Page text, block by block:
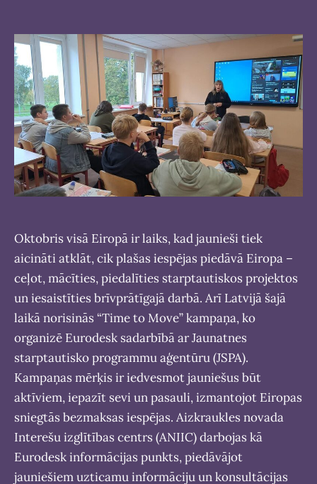
Oktobris visā Eiropā ir laiks, kad jaunieši tiek
aicināti atklāt, cik plašas iespējas piedāvā Eiropa –
ceļot, mācīties, piedalīties starptautiskos projektos
un iesaistīties brīvprātīgajā darbā. Arī Latvijā šajā
laikā norisinās “Time to Move” kampaņa, ko
organizē Eurodesk sadarbībā ar Jaunatnes
starptautisko programmu aģentūru (JSPA).
Kampaņas mērķis ir iedvesmot jauniešus būt
aktīviem, iepazīt sevi un pasauli, izmantojot Eiropas
sniegtās bezmaksas iespējas. Aizkraukles novada
Interešu izglītības centrs (ANIIC) darbojas kā
Eurodesk informācijas punkts, piedāvājot
jauniešiem uzticamu informāciju un konsultācijas